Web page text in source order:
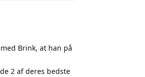
Brink, at han på
2 af deres bedste